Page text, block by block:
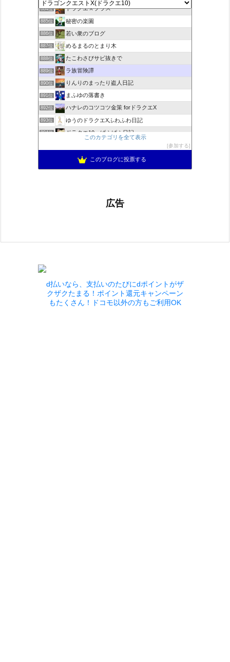
884位 ドラクエＸプラス
885位 秘密の楽園
886位 若い衆のブログ
887位 めるまるのとまり木
888位 たこわさびサビ抜きで
889位 ラ族冒険譚
890位 りんりのまったり盗人日記
891位 まふゆの落書き
892位 ハナレのコツコツ金策 forドラクエX
893位 ゆうのドラクエXふわふわ日記
894位 ドラクエ10 ぱふぱふ日記
もきゅブロ
このカテゴリを全て表示
参加する
このブログに投票する
広告
d払いなら、支払いのたびにdポイントがザ
クザクたまる！ポイント還元キャンペーン
もたくさん！ドコモ以外の方もご利用OK